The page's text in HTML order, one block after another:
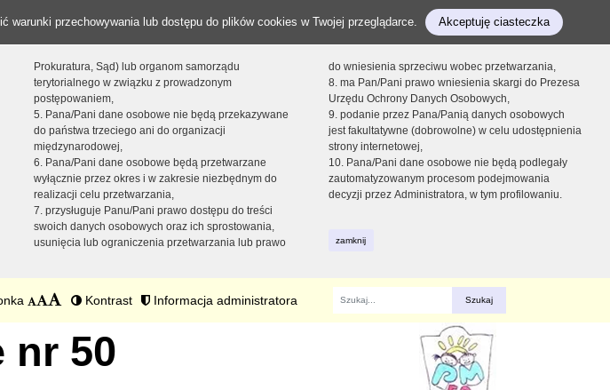
warunki przechowywania lub dostępu do plików cookies w Twojej przeglądarce. Akceptuję ciasteczka
Prokuratura, Sąd) lub organom samorządu
terytorialnego w związku z prowadzonym
postępowaniem,
5. Pana/Pani dane osobowe nie będą przekazywane
do państwa trzeciego ani do organizacji
międzynarodowej,
6. Pana/Pani dane osobowe będą przetwarzane
wyłącznie przez okres i w zakresie niezbędnym do
realizacji celu przetwarzania,
7. przysługuje Panu/Pani prawo dostępu do treści
swoich danych osobowych oraz ich sprostowania,
usunięcia lub ograniczenia przetwarzania lub prawo
do wniesienia sprzeciwu wobec przetwarzania,
8. ma Pan/Pani prawo wniesienia skargi do Prezesa
Urzędu Ochrony Danych Osobowych,
9. podanie przez Pana/Panią danych osobowych
jest fakultatywne (dobrowolne) w celu udostępnienia
strony internetowej,
10. Pana/Pani dane osobowe nie będą podlegały
zautomatyzowanym procesom podejmowania
decyzji przez Administratora, w tym profilowaniu.
zamknij
Kontrast Informacja administratora
Fraza
nr 50